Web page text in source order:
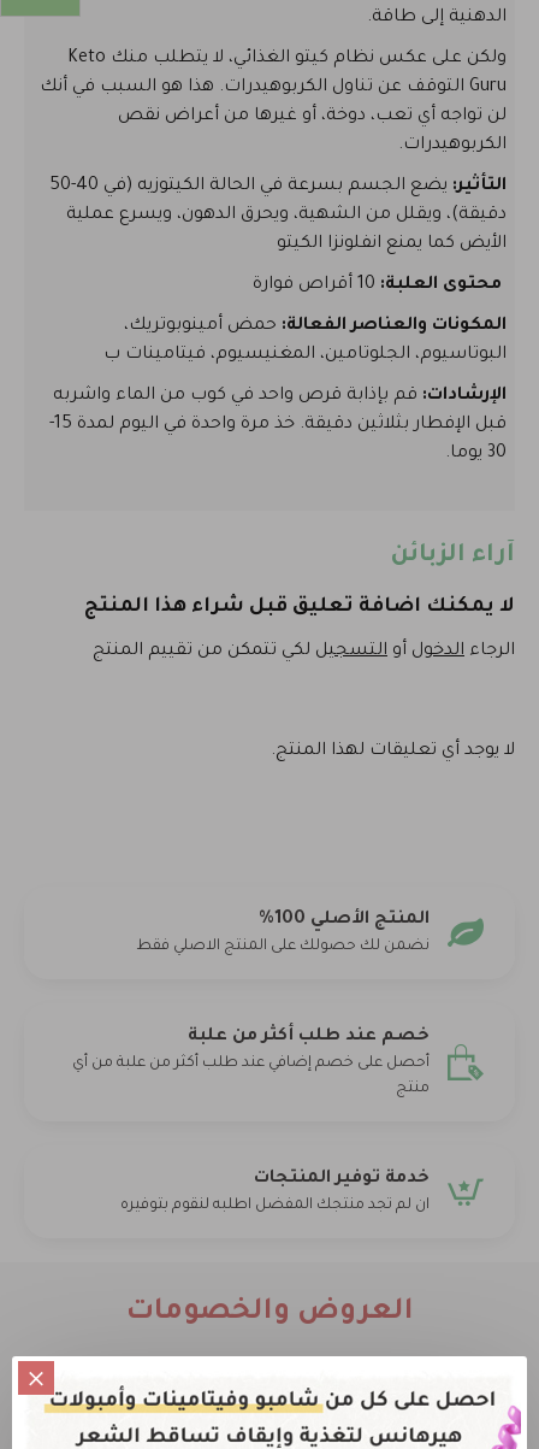
الدهنية إلى طاقة.
ولكن على عكس نظام كيتو الغذائي، لا يتطلب منك Keto
Guru التوقف عن تناول الكربوهيدرات. هذا هو السبب في أنك
لن تواجه أي تعب، دوخة، أو غيرها من أعراض نقص
الكربوهيدرات.
التأثير:
يضع الجسم بسرعة في الحالة الكيتوزيه (في 40-50
دقيقة)، ويقلل من الشهية، ويحرق الدهون، ويسرع عملية
الأيض كما يمنع انفلونزا الكيتو
محتوى العلبة:
المكونات والعناصر الفعالة: حمض أمينوبوتريك،
البوتاسيوم، الجلوتامين، المغنيسيوم، فيتامينات ب
الإرشادات: قم بإذابة قرص واحد في كوب من الماء واشربه
قبل الإفطار بثلاثين دقيقة. خذ مرة واحدة في اليوم لمدة 15-
30 يوما.
آراء الزبائن
لا يمكنك اضافة تعليق قبل شراء هذا المنتج
الرجاء الدخول أو التسجيل لكي تتمكن من تقييم المنتج
لا يوجد أي تعليقات لهذا المنتج.
المنتج الأصلي 100%
نضمن لك حصولك على المنتج الاصلي فقط
خصم عند طلب أكثر من علبة
أحصل على خصم إضافي عند طلب أكثر من علبة من أي
منتج
خدمة توفير المنتجات
ان لم تجد منتجك المفضل اطلبه لنقوم بتوفيره
العروض والخصومات